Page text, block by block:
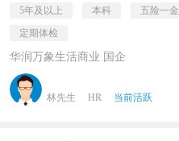
5年及以上 本科 五险一金
定期体检
华润万象生活商业 国企
林先生 HR 当前活跃